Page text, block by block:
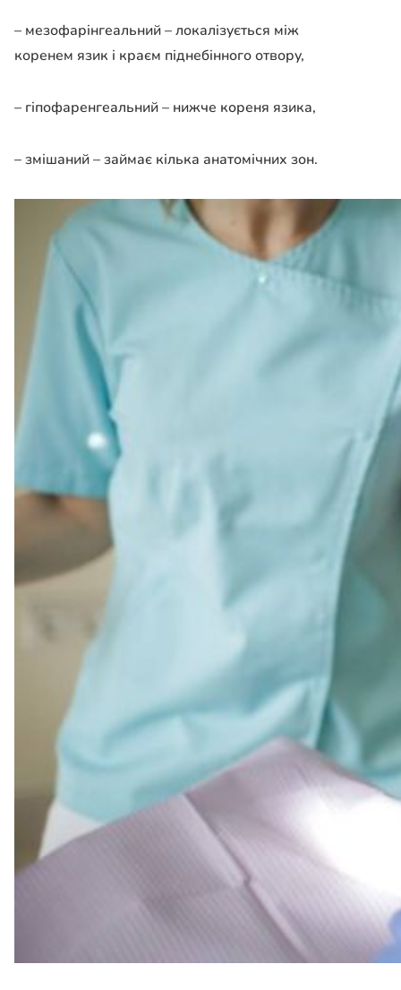
– мезофарінгеальний – локалізується між
коренем язик і краєм піднебінного отвору,
– гіпофаренгеальний – нижче кореня язика,
– змішаний – займає кілька анатомічних зон.